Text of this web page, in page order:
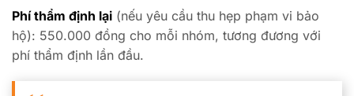
Phí thẩm định lại (nếu yêu cầu thu hẹp phạm vi bảo
hộ): 550.000 đồng cho mỗi nhóm, tương đương với
phí thẩm định lần đầu.